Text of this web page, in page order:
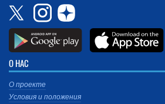
О НАС
О проекте
Условия и положения